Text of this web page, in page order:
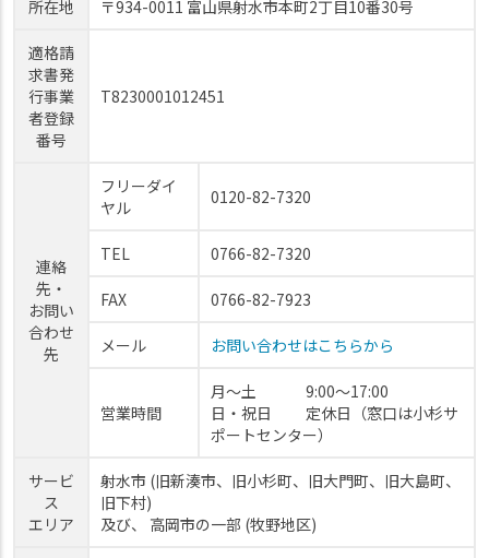
所在地 〒934-0011 富山県射水市本町2丁目10番30号
適格請
求書発
行事業
者登録
番号
T8230001012451
連絡
先・
お問い
合わせ
先
フリーダイ
ヤル
0120-82-7320
TEL 0766-82-7320
FAX 0766-82-7923
メール お問い合わせはこちらから
営業時間
月～土 9:00～17:00
日・祝日 定休日（窓口は小杉サ
ポートセンター）
サービ
ス
エリア
射水市 (旧新湊市、旧小杉町、旧大門町、旧大島町、
旧下村)
及び、 高岡市の一部 (牧野地区)